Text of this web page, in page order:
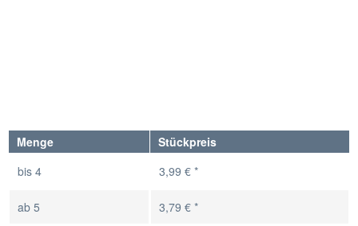
Menge
Stückpreis
bis 4 3,99 € *
ab 5 3,79 € *